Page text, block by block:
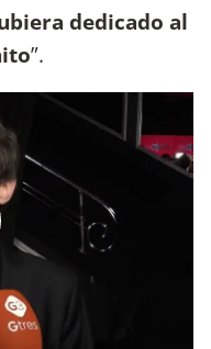
dedicado al
”.